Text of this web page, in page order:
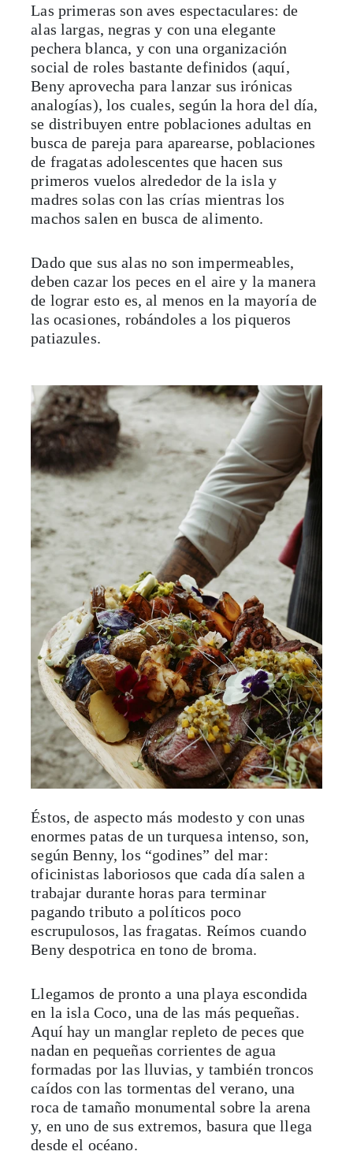
Las primeras son aves espectaculares: de
alas largas, negras y con una elegante
pechera blanca, y con una organización
social de roles bastante definidos (aquí,
Beny aprovecha para lanzar sus irónicas
analogías), los cuales, según la hora del día,
se distribuyen entre poblaciones adultas en
busca de pareja para aparearse, poblaciones
de fragatas adolescentes que hacen sus
primeros vuelos alrededor de la isla y
madres solas con las crías mientras los
machos salen en busca de alimento.
Dado que sus alas no son impermeables,
deben cazar los peces en el aire y la manera
de lograr esto es, al menos en la mayoría de
las ocasiones, robándoles a los piqueros
patiazules.
Éstos, de aspecto más modesto y con unas
enormes patas de un turquesa intenso, son,
según Benny, los “godines” del mar:
oficinistas laboriosos que cada día salen a
trabajar durante horas para terminar
pagando tributo a políticos poco
escrupulosos, las fragatas. Reímos cuando
Beny despotrica en tono de broma.
Llegamos de pronto a una playa escondida
en la isla Coco, una de las más pequeñas.
Aquí hay un manglar repleto de peces que
nadan en pequeñas corrientes de agua
formadas por las lluvias, y también troncos
caídos con las tormentas del verano, una
roca de tamaño monumental sobre la arena
y, en uno de sus extremos, basura que llega
desde el océano.